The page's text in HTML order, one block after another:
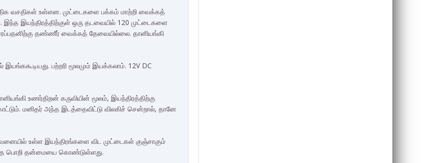
வசதிகள் உள்ளன. முட்டைகளை பக்கம் மாற்றி வைக்கத்
இயந்திரத்திற்குள் ஒரு தடவையில் 120 முட்டைகளை
ஈரப்பதனிற்கு தண்ணீர் வைக்கத் தேவையில்லை. தானியங்கி
பற்றரி மூலமும் இயக்கலாம். 12V DC
உணர்திறன் கருவியின் மூலம், இயந்திரத்திற்கு
மனிதர் அந்த இடத்தைவிட்டு விலகிச் சென்றால், தானே
உள்ள இயந்திரங்களை விட முட்டைகள் குஞ்சாகும்
பொறி தன்மையை கொண்டுள்ளது.